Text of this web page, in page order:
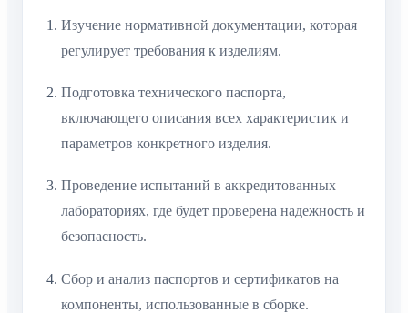
Изучение нормативной документации, которая
регулирует требования к изделиям.
Подготовка технического паспорта,
включающего описания всех характеристик и
параметров конкретного изделия.
Проведение испытаний в аккредитованных
лабораториях, где будет проверена надежность и
безопасность.
Сбор и анализ паспортов и сертификатов на
компоненты, использованные в сборке.